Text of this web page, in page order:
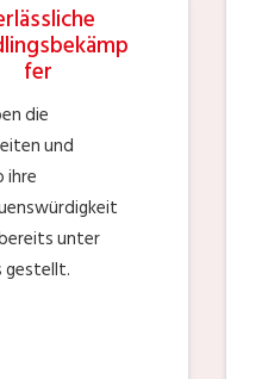
fer
die
und
ihre
unter
gestellt.